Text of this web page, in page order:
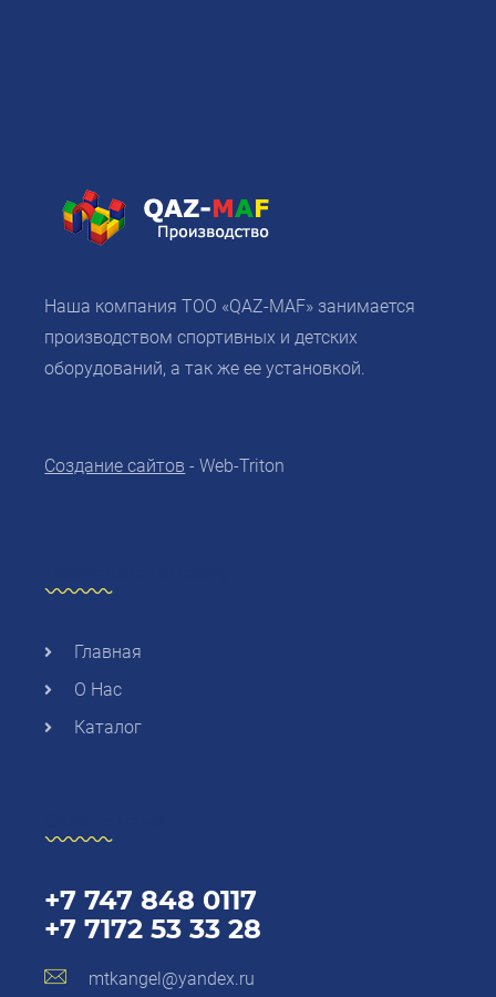
Наша компания ТОО «QAZ-MAF» занимается
производством спортивных и детских
оборудований, а так же ее установкой.
Создание сайтов - Web-Triton
Главная
О Нас
Каталог
+7 747 848 0117
+7 7172 53 33 28
mtkangel@yandex.ru